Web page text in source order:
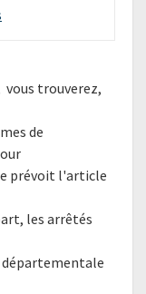
vous trouverez,
de
prévoit l'article
les arrêtés